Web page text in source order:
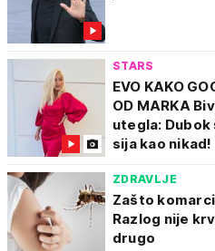
STARS
EVO KAKO
OD MARKA
utegla:
sija kao nikad!
ZDRAVLJE
Zašto
Razlog nije
drugo